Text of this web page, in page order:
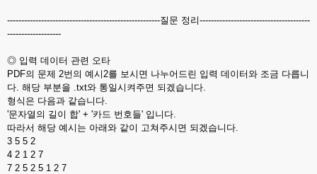
------------------------------------------------------질문 정리---------------------------------------
-------------------
◎ 입력 데이터 관련 오타
PDF의 문제 2번의 예시2를 보시면 나누어드린 입력 데이터와 조금 다릅니
다. 해당 부분을 .txt와 통일시켜주면 되겠습니다.
형식은 다음과 같습니다.
'문자열의 길이 합' + '카드 번호들' 입니다.
따라서 해당 예시는 아래와 같이 고쳐주시면 되겠습니다.
3 5 5 2
4 2 1 2 7
7 2 5 2 5 1 2 7